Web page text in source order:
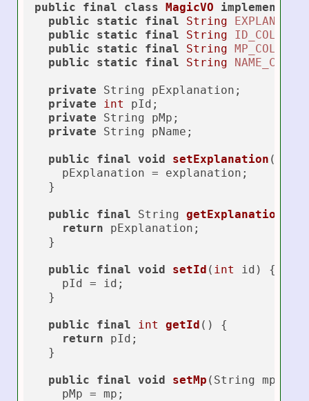
public final class MagicVO implements
public
static final String
public
static final String ID_COL
public
static final String MP_COL
public
static final String NAME_COL
private String pExplanation;
private
int
pId;
private String pMp;
private String pName;
public final void setExplanation
    pExplanation = explanation;
  }
public final String getExplanation
return pExplanation;
  }
public final void setId ( int id)
{
    pId = id;
  }
public final int getId ()
{
return pId;
  }
public final void setMp (String mp)
    pMp = mp;